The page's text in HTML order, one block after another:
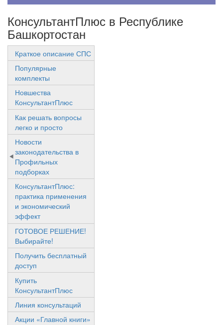
КонсультантПлюс в Республике
Башкортостан
Краткое описание СПС
Популярные
комплекты
Новшества
КонсультантПлюс
Как решать вопросы
легко и просто
Новости
законодательства в
Профильных
подборках
КонсультантПлюс:
практика применения
и экономический
эффект
ГОТОВОЕ РЕШЕНИЕ!
Выбирайте!
Получить бесплатный
доступ
Купить
КонсультантПлюс
Линия консультаций
Акции «Главной книги»